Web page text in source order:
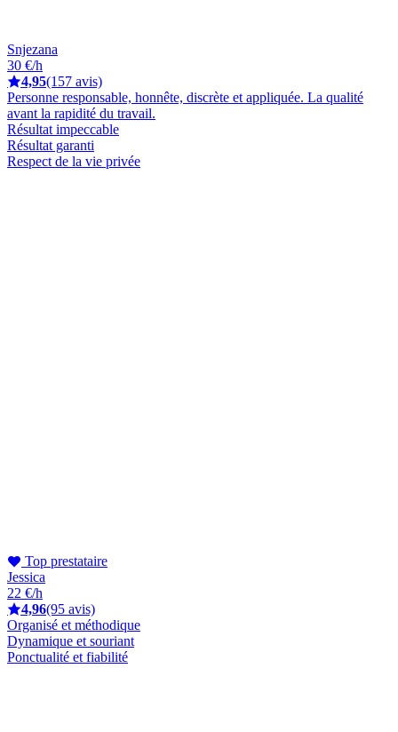
Snjezana
30 €/h
4,95(157 avis)
Personne responsable, honnête, discrète et appliquée. La qualité
avant la rapidité du travail.
Résultat impeccable
Résultat garanti
Respect de la vie privée
Top prestataire
Jessica
22 €/h
4,96(95 avis)
Organisé et méthodique
Dynamique et souriant
Ponctualité et fiabilité